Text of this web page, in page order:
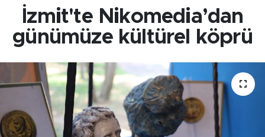
İzmit'te Nikomedia’dan
günümüze kültürel köprü